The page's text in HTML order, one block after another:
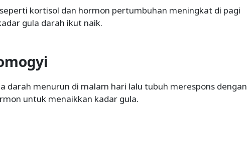
kortisol dan hormon pertumbuhan meningkat di pagi
gula darah ikut naik.
darah menurun di malam hari lalu tubuh merespons dengan
untuk menaikkan kadar gula.